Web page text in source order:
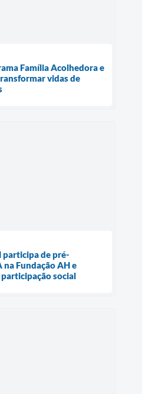
Família Acolhedora e
vidas de
participa de pré-
Fundação AH e
social